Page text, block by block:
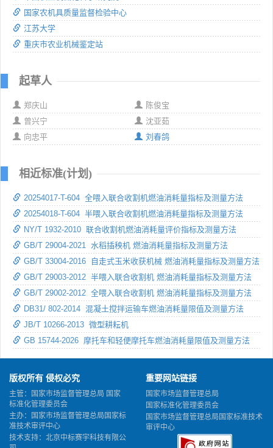
国家农机具质量监督检验中心
江苏大学
重庆市农业机械鉴定站
起草人
郑庆山
陈俊宝
曾兴宁
沈亚茹
向忠平
刘春鸽
相近标准(计划)
20254017-T-604 全喂入联合收割机燃油消耗量指标及测量方法
20254018-T-604 半喂入联合收割机燃油消耗量指标及测量方法
NY/T 1932-2010 联合收割机燃油消耗量评价指标及测量方法
GB/T 29004-2021 水稻插秧机 燃油消耗量指标及测量方法
GB/T 33004-2016 自走式玉米收获机械 燃油消耗量指标及测量方法
GB/T 29003-2012 半喂入联合收割机 燃油消耗量指标及测量方法
GB/T 29002-2012 全喂入联合收割机 燃油消耗量指标及测量方法
DB31/ 802-2014 混凝土搅拌运输车燃油消耗量限值及测量方法
JB/T 10266-2013 微型耕耘机
GB 15744-2026 摩托车和轻便摩托车燃油消耗量限值及测量方法
版权所有 侵权必究
主管：国家市场监督管理总局 国家
标准化管理委员会
主办：国家市场监督管理总局国家标
准技术审评中心
技术支持：北京中标赛宇科技有限公
重要网站链接
国家市场监督管理总局
国家标准化管理委员会
国家市场监督管理总局国家标准技术
审评中心